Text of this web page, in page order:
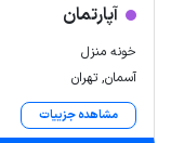
آپارتمان
خونه منزل
آسمان, تهران
مشاهده جزییات